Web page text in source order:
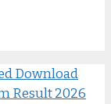
Download
Result 2026